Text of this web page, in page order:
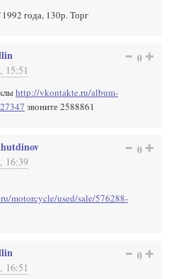
года, 130р. Торг
15:51
0
http://vkontakte.ru/album-
звоните 2588861
16:39
0
motorcycle/used/sale/576288-
16:51
0